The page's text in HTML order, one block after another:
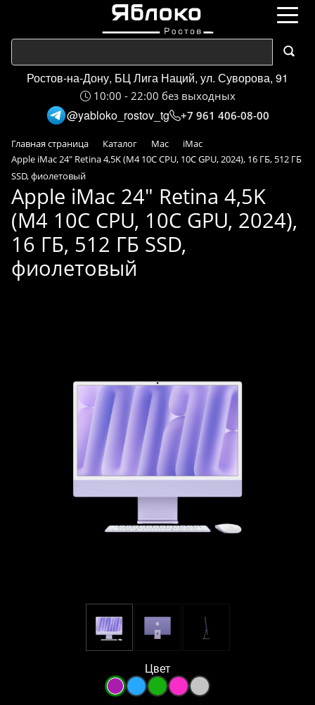
Ростов-на-Дону, БЦ Лига Наций, ул. Суворова, 91
10:00 - 22:00 без выходных
@yabloko_rostov_tg +7 961 406-08-00
Главная страница Каталог Mac
iMac
Apple iMac 24" Retina 4,5K (M4 10C CPU, 10C GPU, 2024), 16 ГБ, 512 ГБ
SSD, фиолетовый
Apple iMac 24" Retina 4,5K
(M4 10C CPU, 10C GPU, 2024),
16 ГБ, 512 ГБ SSD,
фиолетовый
Цвет